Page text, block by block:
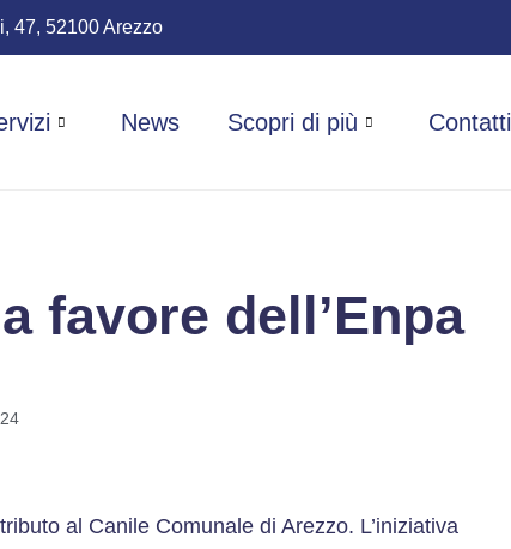
47, 52100 Arezzo
News Scopri di più Contatti
favore dell’Enpa
al Canile Comunale di Arezzo. L’iniziativa